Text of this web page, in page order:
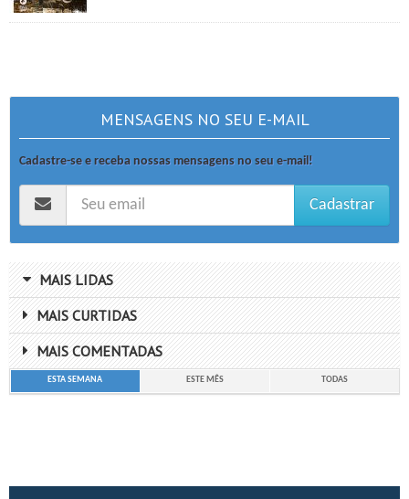
MENSAGENS NO SEU E-MAIL
Cadastre-se e receba nossas mensagens no seu e-mail!
Cadastrar
MAIS LIDAS
MAIS CURTIDAS
MAIS COMENTADAS
ESTA SEMANA ESTE MÊS TODAS